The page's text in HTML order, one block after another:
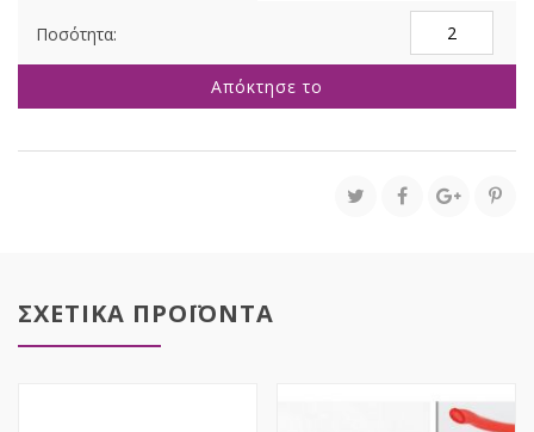
3ΜΕΤΡΑ
ΧΡΥΣΟ-
ΔΑΝΔΕΛΑ
Απόκτησε το
ΣΧΕΤΙΚΑ ΠΡΟΪΟΝΤΑ